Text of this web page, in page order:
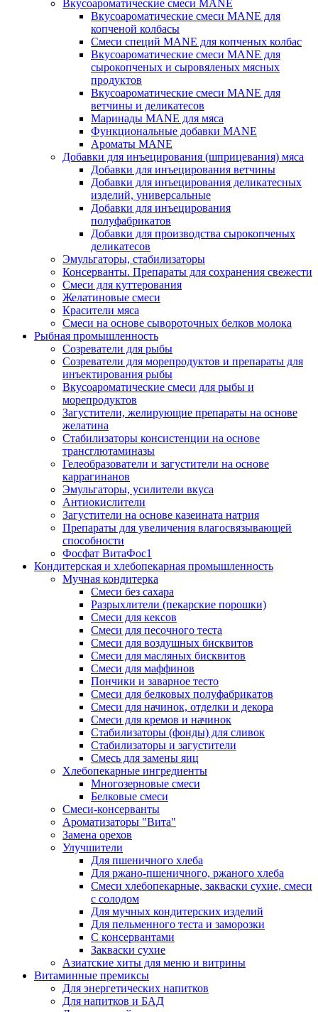
Вкусоароматические смеси MANE
Вкусоароматические смеси MANE для
копченой колбасы
Смеси специй MANE для копченых колбас
Вкусоароматические смеси MANE для
сырокопченых и сыровяленых мясных
продуктов
Вкусоароматические смеси MANE для
ветчины и деликатесов
Маринады MANE для мяса
Функциональные добавки MANE
Ароматы MANE
Добавки для инъецирования (шприцевания) мяса
Добавки для инъецирования ветчины
Добавки для инъецирования деликатесных
изделий, универсальные
Добавки для инъецирования
полуфабрикатов
Добавки для производства сырокопченых
деликатесов
Эмульгаторы, стабилизаторы
Консерванты. Препараты для сохранения свежести
Смеси для куттерования
Желатиновые смеси
Красители мяса
Смеси на основе сывороточных белков молока
Рыбная промышленность
Созреватели для рыбы
Созреватели для морепродуктов и препараты для
инъектирования рыбы
Вкусоароматические смеси для рыбы и
морепродуктов
Загустители, желирующие препараты на основе
желатина
Стабилизаторы консистенции на основе
трансглютаминазы
Гелеобразователи и загустители на основе
каррагинанов
Эмульгаторы, усилители вкуса
Антиокислители
Загустители на основе казеината натрия
Препараты для увеличения влагосвязывающей
способности
Фосфат ВитаФос1
Кондитерская и хлебопекарная промышленность
Мучная кондитерка
Смеси без сахара
Разрыхлители (пекарские порошки)
Смеси для кексов
Смеси для песочного теста
Смеси для воздушных бисквитов
Смеси для масляных бисквитов
Смеси для маффинов
Пончики и заварное тесто
Cмеси для белковых полуфабрикатов
Смеси для начинок, отделки и декора
Смеси для кремов и начинок
Стабилизаторы (фонды) для сливок
Стабилизаторы и загустители
Смесь для замены яиц
Хлебопекарные ингредиенты
Многозерновые смеси
Белковые смеси
Смеси-консерванты
Ароматизаторы "Вита"
Замена орехов
Улучшители
Для пшеничного хлеба
Для ржано-пшеничного, ржаного хлеба
Смеси хлебопекарные, закваски сухие, смеси
с солодом
Для мучных кондитерских изделий
Для пельменного теста и заморозки
С консервантами
Закваски сухие
Азиатские хиты для меню и витрины
Витаминные премиксы
Для энергетических напитков
Для напитков и БАД